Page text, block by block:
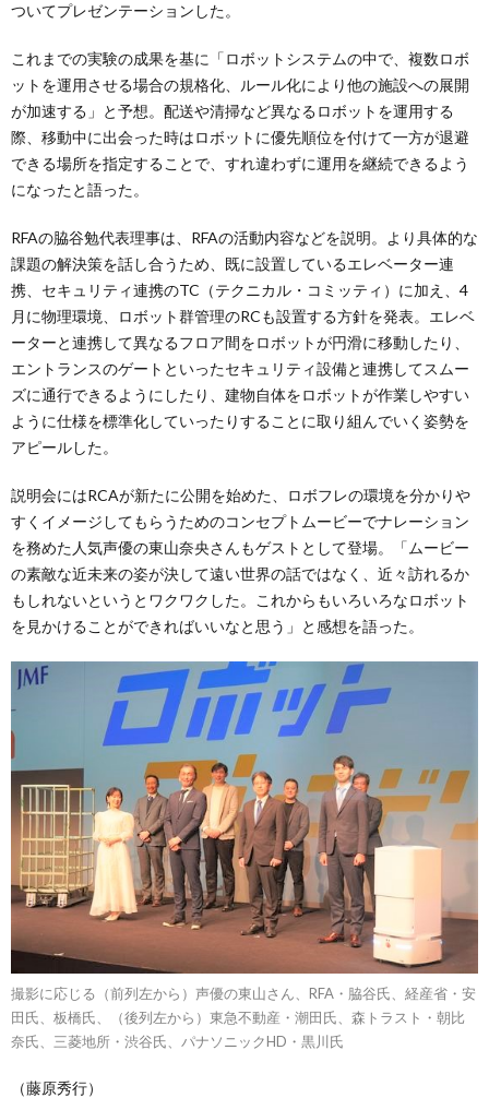
ついてプレゼンテーションした。
これまでの実験の成果を基に「ロボットシステムの中で、複数ロボ
ットを運用させる場合の規格化、ルール化により他の施設への展開
が加速する」と予想。配送や清掃など異なるロボットを運用する
際、移動中に出会った時はロボットに優先順位を付けて一方が退避
できる場所を指定することで、すれ違わずに運用を継続できるよう
になったと語った。
RFAの脇谷勉代表理事は、RFAの活動内容などを説明。より具体的な
課題の解決策を話し合うため、既に設置しているエレベーター連
携、セキュリティ連携のTC（テクニカル・コミッティ）に加え、4
月に物理環境、ロボット群管理のRCも設置する方針を発表。エレベ
ーターと連携して異なるフロア間をロボットが円滑に移動したり、
エントランスのゲートといったセキュリティ設備と連携してスムー
ズに通行できるようにしたり、建物自体をロボットが作業しやすい
ように仕様を標準化していったりすることに取り組んでいく姿勢を
アピールした。
説明会にはRCAが新たに公開を始めた、ロボフレの環境を分かりや
すくイメージしてもらうためのコンセプトムービーでナレーション
を務めた人気声優の東山奈央さんもゲストとして登場。「ムービー
の素敵な近未来の姿が決して遠い世界の話ではなく、近々訪れるか
もしれないというとワクワクした。これからもいろいろなロボット
を見かけることができればいいなと思う」と感想を語った。
撮影に応じる（前列左から）声優の東山さん、RFA・脇谷氏、経産省・安
田氏、板橋氏、（後列左から）東急不動産・潮田氏、森トラスト・朝比
奈氏、三菱地所・渋谷氏、パナソニックHD・黒川氏
（藤原秀行）